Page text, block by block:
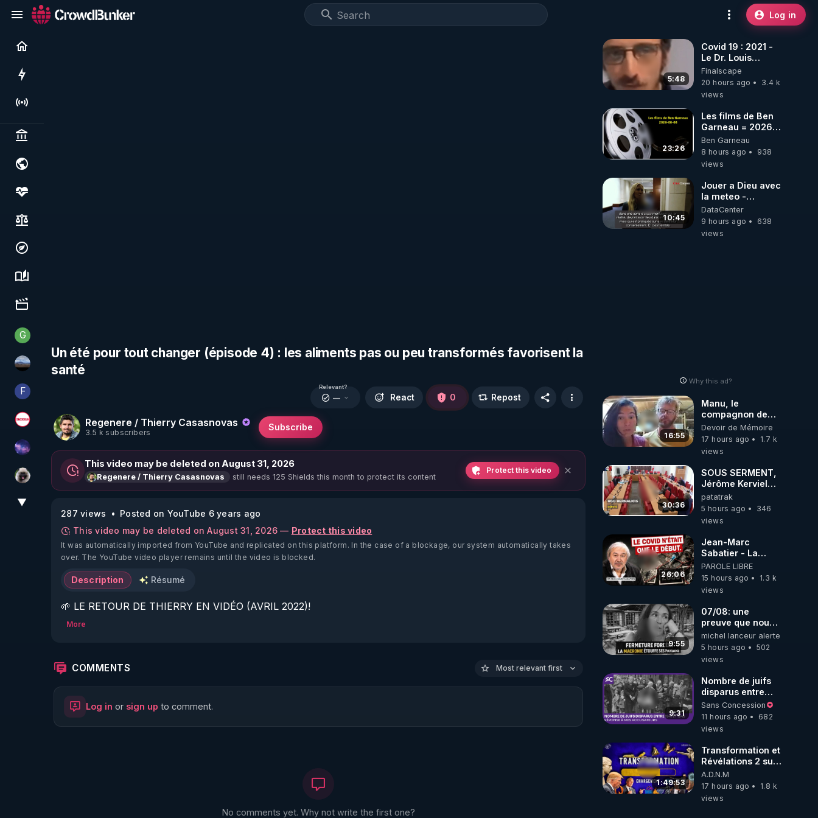
Log in
Live
Politics & institutions
Society, justice & freedoms
Economy, environment & technology
Science, history & spirituality
Culture, media & entertainment
G Generousbear
michel lanceur alerte
FFinalscape
Magazine Nexus
Devoir de Mémoire
Priscane
▼
Un été pour tout changer (épisode 4) : les aliments pas ou peu transformés favorisent la
santé
Regenere / Thierry Casasnovas
3.5 k subscribers
Subscribe
Relevant?
— React 0 Repost
This video may be deleted on August 31, 2026
Regenere / Thierry Casasnovas still needs 125 Shields this month to protect its content
Protect this video
287 views
Posted on YouTube 6 years ago
This video may be deleted on August 31, 2026 — Protect this video
It was automatically imported from YouTube and replicated on this platform. In the case of a blockage, our system automatically takes
over. The YouTube video player remains until the video is blocked.
Description Résumé
🌱 LE RETOUR DE THIERRY EN VIDÉO (AVRIL 2022)!
🌱 LE MAGAZINE RÉGÉNÈRE
http://rgnr.li/ymag
More
COMMENTS Most relevant first
Log in or sign up to comment.
No comments yet. Why not write the first one?
5:48
Covid 19 : 2021 -
Le Dr. Louis
Fouché renverse
le plateau de
CNews !
Finalscape
20 hours ago
3.4 k
views
23:26
Les films de Ben
Garneau = 2026-
08-08
Ben Garneau
8 hours ago
938
views
10:45
Jouer a Dieu avec
la meteo -
Citoicitoyen
DataCenter
9 hours ago
638
views
Why this ad?
16:55
Manu, le
compagnon de
Kyria, raconte sa
garde à vue
musclée.
Devoir de Mémoire
17 hours ago
1.7 k
views
30:36
SOUS SERMENT,
Jérôme Kerviel
balance tout à
l'Assemblée !
patatrak
5 hours ago
346
views
26:06
Jean-Marc
Sabatier - La
Covid-19 n'a été
que le début -
L'ARNm &
où auront-t-il ?
PAROLE LIBRE
15 hours ago
1.3 k
views
9:55
07/08: une
preuve que nous
somme passé en
absurdie une
dictature qui veut
opposant !
michel lanceur alerte
5 hours ago
502
views
9:31
Nombre de juifs
disparus entre
1941 et 1945
(Réponse à mes
accusateurs)
Sans Concession
11 hours ago
682
views
1:49:53
Transformation et
Révélations 2 sur
2 - live du
07/08/26
A.D.N.M
17 hours ago
1.8 k
views